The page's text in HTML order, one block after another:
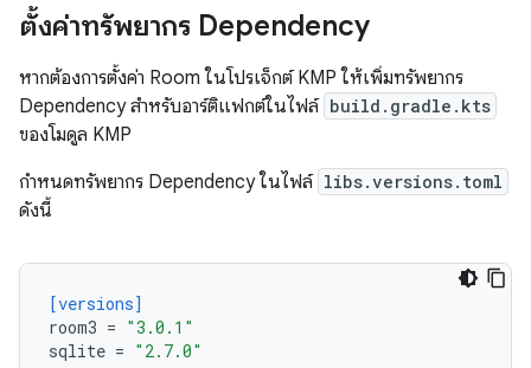
ตั้งค่าทรัพยากร Dependency
หากต้องการตั้งค่า Room ในโปรเจ็กต์ KMP ให้เพิ่มทรัพยากร
Dependency สำหรับอาร์ติแฟกต์ในไฟล์ build.gradle.kts
ของโมดูล KMP
กำหนดทรัพยากร Dependency ในไฟล์ libs.versions.toml
ดังนี้
[versions]
room3 = "3.0.1"
sqlite = "2.7.0"